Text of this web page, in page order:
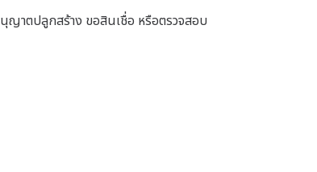
ญาตปลูกสร้าง ขอสินเชื่อ หรือตรวจสอบ